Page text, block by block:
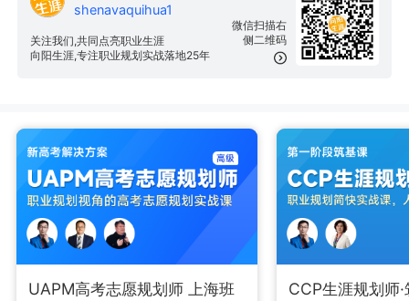
微信扫描右
侧二维码
shenavaquihua1
关注我们,共同点亮职业生涯
向阳生涯,专注职业规划实战落地25年
UAPM高考志愿规划师 上海班 CCP生涯规划师